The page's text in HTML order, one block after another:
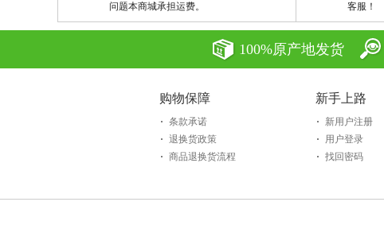
滋补品/药材及制品
问题本商城承担运费。
客服！
100%原产地发货
购物保障
条款承诺
退换货政策
商品退换货流程
新手上路
新用户注册
用户登录
找回密码